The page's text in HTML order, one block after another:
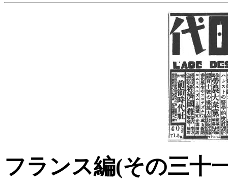
フランス編(その三